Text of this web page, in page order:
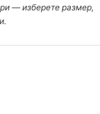
— изберете размер,